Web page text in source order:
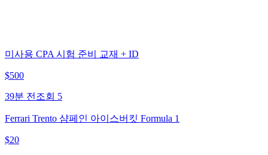
미사용 CPA 시험 준비 교재 + ID
$500
39분 전 조회 5
Ferrari Trento 샴페인 아이스버킷 Formula 1
$20